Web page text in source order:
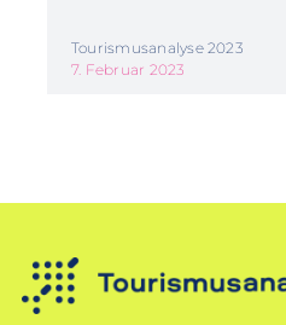
Tourismusanalyse 2023
7. Februar 2023